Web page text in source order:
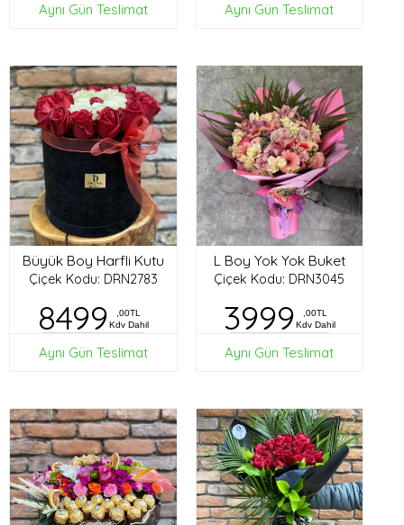
Aynı Gün Teslimat Aynı Gün Teslimat
Büyük Boy Harfli Kutu
Çiçek Kodu: DRN2783
8499
,00TL
Kdv Dahil
Aynı Gün Teslimat
L Boy Yok Yok Buket
Çiçek Kodu: DRN3045
3999
,00TL
Kdv Dahil
Aynı Gün Teslimat